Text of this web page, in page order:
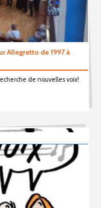
Allegretto de 1997 à
de nouvelles voix!